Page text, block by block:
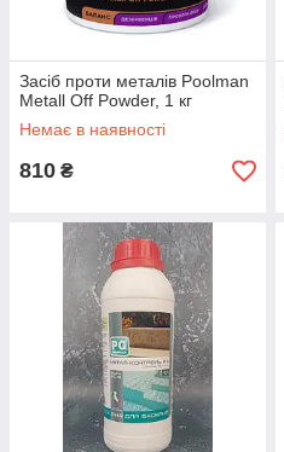
Засіб проти металів Poolman
Metall Off Powder, 1 кг
Немає в наявності
810 ₴